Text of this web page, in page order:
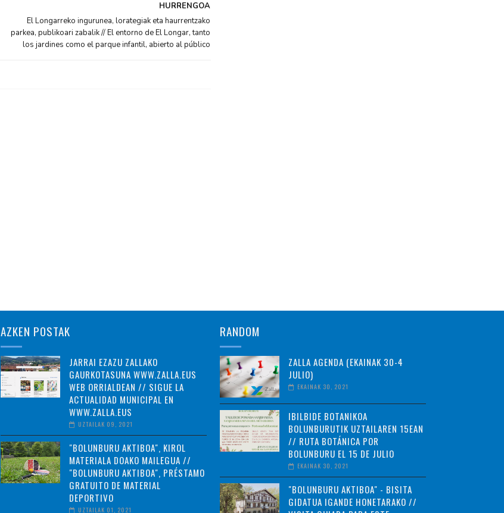
HURRENGOA
El Longarreko ingurunea, lorategiak eta haurrentzako
parkea, publikoari zabalik // El entorno de El Longar, tanto
los jardines como el parque infantil, abierto al público
AZKEN POSTAK
JARRAI EZAZU ZALLAKO
GAURKOTASUNA WWW.ZALLA.EUS
WEB ORRIALDEAN // SIGUE LA
ACTUALIDAD MUNICIPAL EN
WWW.ZALLA.EUS
UZTAILAK 09, 2021
"BOLUNBURU AKTIBOA", KIROL
MATERIALA DOAKO MAILEGUA //
"BOLUNBURU AKTIBOA", PRÉSTAMO
GRATUITO DE MATERIAL
DEPORTIVO
UZTAILAK 01, 2021
RANDOM
ZALLA AGENDA (EKAINAK 30-4
JULIO)
EKAINAK 30, 2021
IBILBIDE BOTANIKOA
BOLUNBURUTIK UZTAILAREN 15EAN
// RUTA BOTÁNICA POR
BOLUNBURU EL 15 DE JULIO
EKAINAK 30, 2021
"BOLUNBURU AKTIBOA" - BISITA
GIDATUA IGANDE HONETARAKO //